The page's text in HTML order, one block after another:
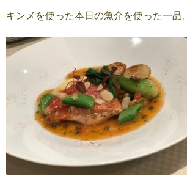
キンメを使った本日の魚介を使った一品。